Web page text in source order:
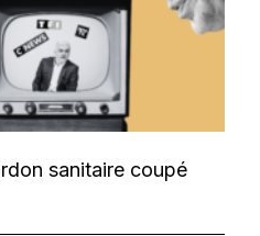
sanitaire coupé